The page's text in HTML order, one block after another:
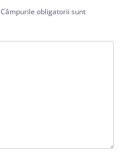
Câmpurile obligatorii sunt